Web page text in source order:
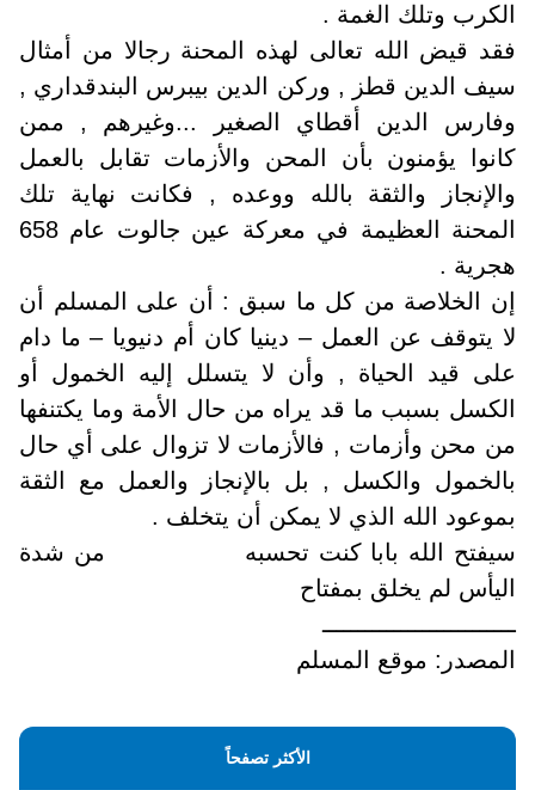
الكرب وتلك الغمة .
فقد قيض الله تعالى لهذه المحنة رجالا من أمثال
سيف الدين قطز , وركن الدين بيبرس البندقداري ,
وفارس الدين أقطاي الصغير ...وغيرهم , ممن
كانوا يؤمنون بأن المحن والأزمات تقابل بالعمل
والإنجاز والثقة بالله ووعده , فكانت نهاية تلك
المحنة العظيمة في معركة عين جالوت عام 658
هجرية .
إن الخلاصة من كل ما سبق : أن على المسلم أن
لا يتوقف عن العمل – دينيا كان أم دنيويا – ما دام
على قيد الحياة , وأن لا يتسلل إليه الخمول أو
الكسل بسبب ما قد يراه من حال الأمة وما يكتنفها
من محن وأزمات , فالأزمات لا تزوال على أي حال
بالخمول والكسل , بل بالإنجاز والعمل مع الثقة
بموعود الله الذي لا يمكن أن يتخلف .
سيفتح الله بابا كنت تحسبه من شدة
اليأس لم يخلق بمفتاح
ـــــــــــــــــــــــــــ
المصدر: موقع المسلم
الأكثر تصفحاً